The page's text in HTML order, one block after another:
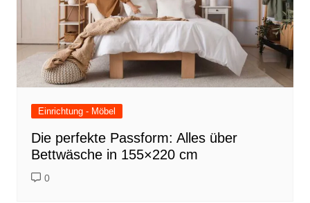
Einrichtung - Möbel
Die perfekte Passform: Alles über
Bettwäsche in 155×220 cm
0